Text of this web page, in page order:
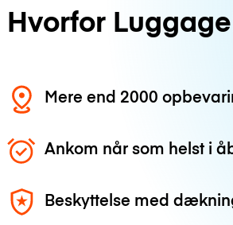
Hvorfor
Mere end 2000
Ankom når som helst i
Beskyttelse med